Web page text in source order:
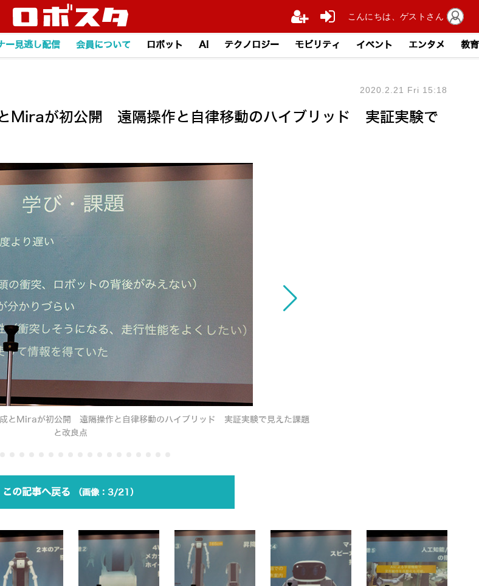
ー見逃し配信 会員について ロボット AI テクノロジー モビリティ イベント エンタメ 教育
Miraが初公開 遠隔操作と自律移動のハイブリッド 実証実験で
2020.2.21 Fri 15:18
とMiraが初公開 遠隔操作と自律移動のハイブリッド 実証実験で見えた課題
と改良点
この記事へ戻る 3/21
こんにちは、ゲストさん